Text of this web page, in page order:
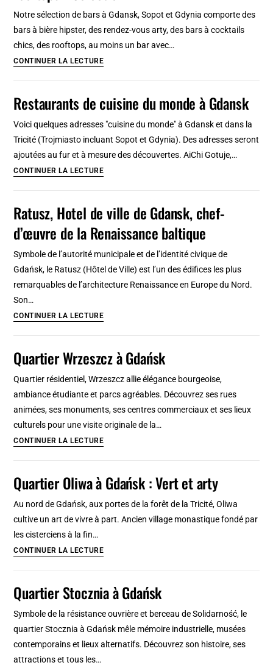
Sopot
Notre sélection de bars à Gdansk, Sopot et Gdynia comporte des
bars à bière hipster, des rendez-vous arty, des bars à cocktails
chics, des rooftops, au moins un bar avec…
CONTINUER LA LECTURE17
Gdansk
Bières,
cocktails,
rooftops…
Restaurants de cuisine du monde à Gdansk
Voici quelques adresses "cuisine du monde" à Gdansk et dans la
Tricité (Trojmiasto incluant Sopot et Gdynia). Des adresses seront
ajoutées au fur et à mesure des découvertes. AiChi Gotuje,…
CONTINUER LA LECTURERestaurants
du
monde
Gdansk
Ratusz, Hotel de ville de Gdansk, chef-
d’œuvre de la Renaissance baltique
Symbole de l’autorité municipale et de l’identité civique de
Gdańsk, le Ratusz (Hôtel de Ville) est l’un des édifices les plus
remarquables de l’architecture Renaissance en Europe du Nord.
Son…
CONTINUER LA LECTURERatusz,
ville
de
Gdansk,
chef-
d’œuvre
de
baltique
Quartier Wrzeszcz à Gdańsk
Quartier résidentiel, Wrzeszcz allie élégance bourgeoise,
ambiance étudiante et parcs agréables. Découvrez ses rues
animées, ses monuments, ses centres commerciaux et ses lieux
culturels pour une visite originale de la…
CONTINUER LA LECTUREQuartier
Gdańsk
Quartier Oliwa à Gdańsk : Vert et arty
Au nord de Gdańsk, aux portes de la forêt de la Tricité, Oliwa
cultive un art de vivre à part. Ancien village monastique fondé par
les cisterciens à la fin…
CONTINUER LA LECTUREQuartier
Gdańsk
:
Vert
et
Quartier Stocznia à Gdańsk
Symbole de la résistance ouvrière et berceau de Solidarność, le
quartier Stocznia à Gdańsk mêle mémoire industrielle, musées
contemporains et lieux alternatifs. Découvrez son histoire, ses
attractions et tous les…